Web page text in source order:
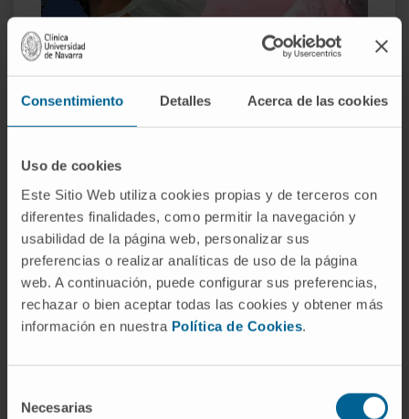
Consentimiento Detalles Acerca de las cookies
Uso de cookies
Este Sitio Web utiliza cookies propias y de terceros con
diferentes finalidades, como permitir la navegación y
usabilidad de la página web, personalizar sus
preferencias o realizar analíticas de uso de la página
web. A continuación, puede configurar sus preferencias,
rechazar o bien aceptar todas las cookies y obtener más
información en nuestra Política de Cookies.
Necesarias
Alta especialización quirúrgica
Especialistas expertos encirugía mínimamente
invasiva, incluyendo la cirugía toracoscópica y
robótica. Además contamos con quirófanos
híbridos, permitiendo la localización y resección de
nódulos en el mismo acto. Nuestro equipo cuenta
congran experiencia en cirugía ahorradora de